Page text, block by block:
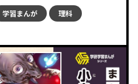
学習まんが 理科